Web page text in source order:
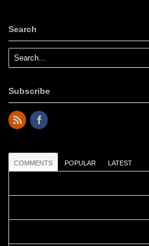
Search
Subscribe
COMMENTS POPULAR LATEST